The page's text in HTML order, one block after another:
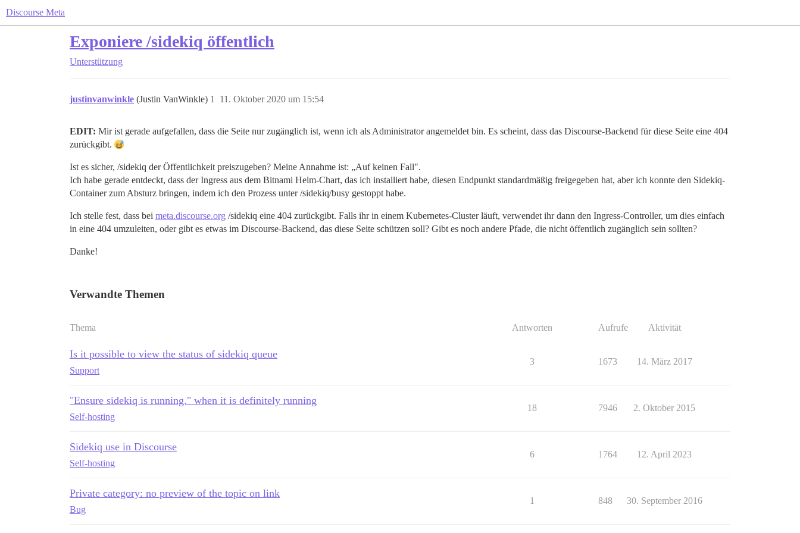
Discourse Meta
Exponiere /sidekiq öffentlich
Unterstützung
justinvanwinkle (Justin VanWinkle) 11. Oktober 2020 um 15:54
1
EDIT: Mir ist gerade aufgefallen, dass die Seite nur zugänglich ist, wenn ich als Administrator angemeldet bin. Es scheint, dass das Discourse-Backend für diese Seite eine 404
zurückgibt.
Ist es sicher, /sidekiq der Öffentlichkeit preiszugeben? Meine Annahme ist: „Auf keinen Fall".
Ich habe gerade entdeckt, dass der Ingress aus dem Bitnami Helm-Chart, das ich installiert habe, diesen Endpunkt standardmäßig freigegeben hat, aber ich konnte den Sidekiq-
Container zum Absturz bringen, indem ich den Prozess unter /sidekiq/busy gestoppt habe.
Ich stelle fest, dass bei meta.discourse.org /sidekiq eine 404 zurückgibt. Falls ihr in einem Kubernetes-Cluster läuft, verwendet ihr dann den Ingress-Controller, um dies einfach
in eine 404 umzuleiten, oder gibt es etwas im Discourse-Backend, das diese Seite schützen soll? Gibt es noch andere Pfade, die nicht öffentlich zugänglich sein sollten?
Danke!
Verwandte Themen
Thema Antworten Aufrufe Aktivität
Is it possible to view the status of sidekiq queue
Support
3 1673 14. März 2017
"Ensure sidekiq is running." when it is definitely running
Self-hosting
18 7946 2. Oktober 2015
Sidekiq use in Discourse
Self-hosting
6 1764 12. April 2023
Private category: no preview of the topic on link
Bug
1 848 30. September 2016